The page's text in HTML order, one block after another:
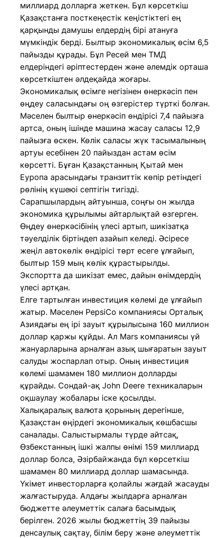
миллиард долларға жеткен. Бұл көрсеткіш
Қазақстанға посткеңестік кеңістіктегі ең
қарқынды дамушы елдердің бірі атануға
мүмкіндік берді. Былтыр экономикалық өсім 6,5
пайызды құрады. Бұл Ресей мен ТМД
елдеріндегі әріптестерден және әлемдік орташа
көрсеткіштен әлдеқайда жоғары.
Экономикалық өсімге негізінен өнеркәсіп пен
өңдеу саласындағы оң өзгерістер түрткі болған.
Мәселен былтыр өнеркәсіп өндірісі 7,4 пайызға
артса, оның ішінде машина жасау саласы 12,9
пайызға өскен. Көлік саласы жүк тасымалының
артуы есебінен 20 пайыздан астам өсім
көрсетті. Бұған Қазақстанның Қытай мен
Еуропа арасындағы транзиттік көпір ретіндегі
рөлінің күшеюі септігін тигізді.
Сарапшылардың айтуынша, соңғы он жылда
экономика құрылымы айтарлықтай өзгерген.
Өңдеу өнеркәсібінің үлесі артып, шикізатқа
тәуелділік біртіндеп азайып келеді. Әсіресе
жеңіл автокөлік өндірісі төрт есеге ұлғайып,
былтыр 159 мың көлік құрастырылды.
Экспортта да шикізат емес, дайын өнімдердің
үлесі артқан.
Елге тартылған инвестиция көлемі де ұлғайып
жатыр. Мәселен PepsiCo компаниясы Орталық
Азиядағы ең ірі зауыт құрылысына 160 миллион
доллар қаржы құйды. Ал Mars компаниясы үй
жануарларына арналған азық шығаратын зауыт
салуды жоспарлап отыр. Оның инвестиция
көлемі шамамен 180 миллион долларды
құрайды. Сондай-ақ John Deere техникаларын
оқшаулау жобалары іске қосылды.
Халықаралық валюта қорының дерегінше,
Қазақстан өңірдегі экономикалық көшбасшы
саналады. Салыстырмалы түрде айтсақ,
Өзбекстанның ішкі жалпы өнімі 159 миллиард
доллар болса, Әзірбайжанда бұл көрсеткіш
шамамен 80 миллиард доллар шамасында.
Үкімет инвесторларға қолайлы жағдай жасауды
жалғастыруда. Алдағы жылдарға арналған
бюджетте әлеуметтік салаға басымдық
берілген. 2026 жылы бюджеттің 39 пайызы
денсаулық сақтау, білім беру және әлеуметтік